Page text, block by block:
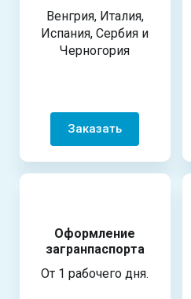
Венгрия, Италия,
Испания, Сербия и
Черногория
Заказать
Оформление
загранпаспорта
От 1 рабочего дня.